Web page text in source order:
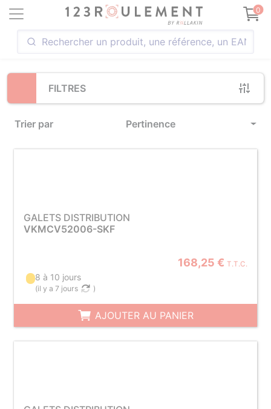
0
FILTRES
Trier par Pertinence
Loading...
GALETS DISTRIBUTION
VKMCV52006-SKF
168,25 € T.T.C.
8 à 10 jours
(il y a 7 jours )
AJOUTER AU PANIER